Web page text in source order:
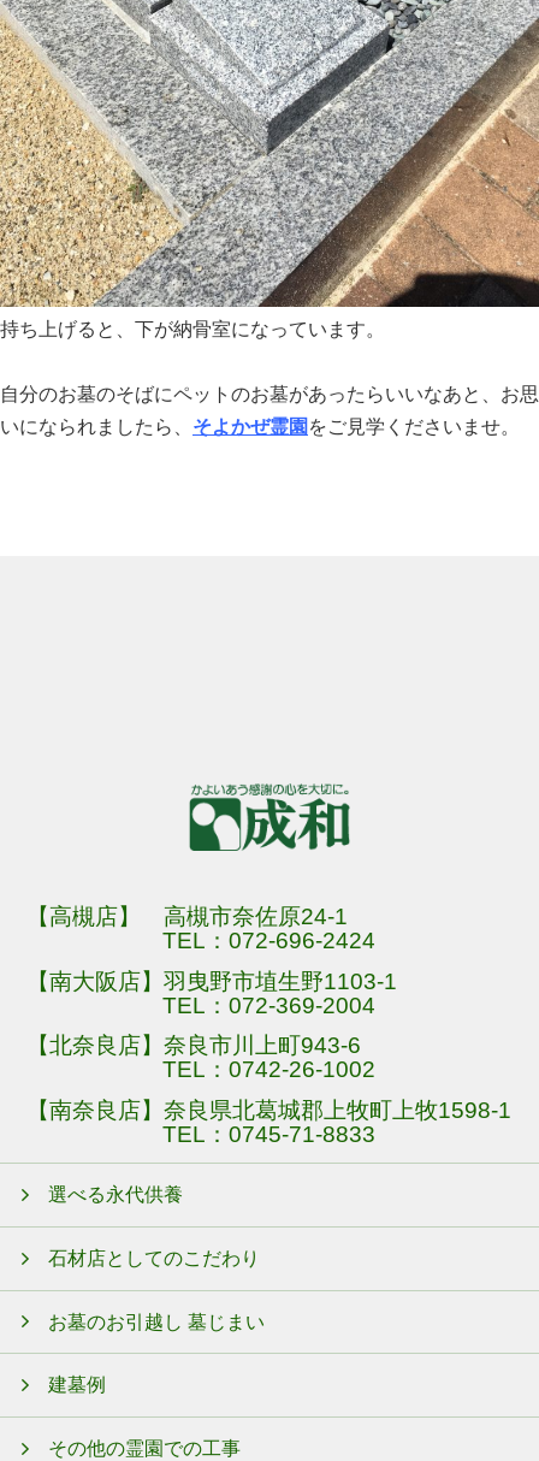
持ち上げると、下が納骨室になっています。
自分のお墓のそばにペットのお墓があったらいいなあと、お思
いになられましたら、 そよかぜ霊園 をご見学くださいませ。
【高槻店】 高槻市奈佐原24-1
TEL：072-696-2424
【南大阪店】羽曳野市埴生野1103-1
TEL：072-369-2004
【北奈良店】奈良市川上町943-6
TEL：0742-26-1002
【南奈良店】奈良県北葛城郡上牧町上牧1598-1
TEL：0745-71-8833
選べる永代供養
石材店としてのこだわり
お墓のお引越し 墓じまい
建墓例
その他の霊園での工事